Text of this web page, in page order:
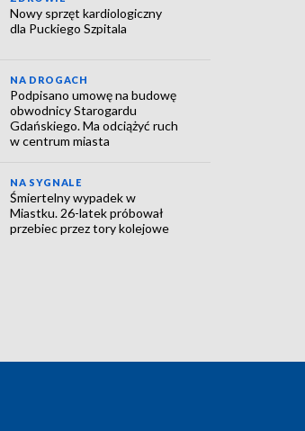
Nowy sprzęt kardiologiczny
dla Puckiego Szpitala
NA DROGACH
Podpisano umowę na budowę
obwodnicy Starogardu
Gdańskiego. Ma odciążyć ruch
w centrum miasta
NA SYGNALE
Śmiertelny wypadek w
Miastku. 26-latek próbował
przebiec przez tory kolejowe